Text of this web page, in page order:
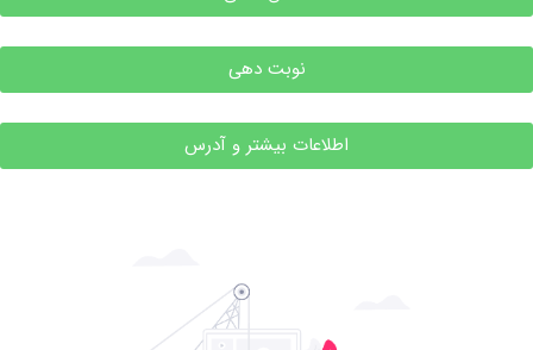
نوبت دهی
اطلاعات بیشتر و آدرس